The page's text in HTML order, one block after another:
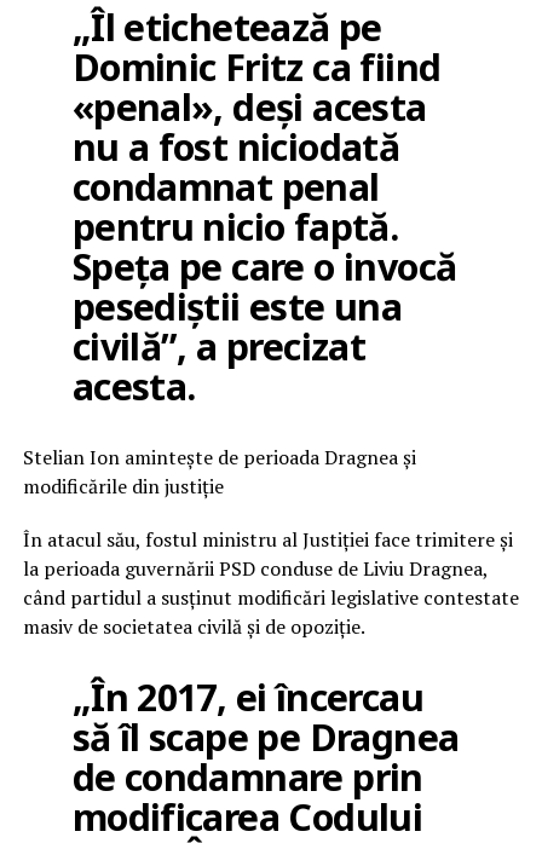
„Îl etichetează pe
Dominic Fritz ca fiind
«penal», deși acesta
nu a fost niciodată
condamnat penal
pentru nicio faptă.
Speța pe care o invocă
pesediștii este una
civilă”, a precizat
acesta.
Stelian Ion amintește de perioada Dragnea și
modificările din justiție
În atacul său, fostul ministru al Justiției face trimitere și
la perioada guvernării PSD conduse de Liviu Dragnea,
când partidul a susținut modificări legislative contestate
masiv de societatea civilă și de opoziție.
„În 2017, ei încercau
să îl scape pe Dragnea
de condamnare prin
modificarea Codului